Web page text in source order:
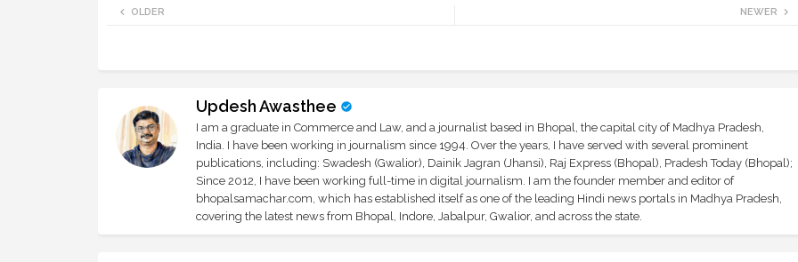
NEWER
OLDER
Updesh Awasthee
I am a graduate in Commerce and Law, and a journalist based in Bhopal, the capital city of Madhya Pradesh,
India. I have been working in journalism since 1994. Over the years, I have served with several prominent
publications, including: Swadesh (Gwalior), Dainik Jagran (Jhansi), Raj Express (Bhopal), Pradesh Today (Bhopal);
Since 2012, I have been working full-time in digital journalism. I am the founder member and editor of
bhopalsamachar.com, which has established itself as one of the leading Hindi news portals in Madhya Pradesh,
covering the latest news from Bhopal, Indore, Jabalpur, Gwalior, and across the state.